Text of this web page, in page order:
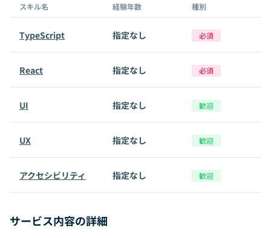
スキル名 経験年数 種別
TypeScript 指定なし 必須
React 指定なし 必須
UI 指定なし 歓迎
UX 指定なし 歓迎
アクセシビリティ 指定なし 歓迎
サービス内容の詳細